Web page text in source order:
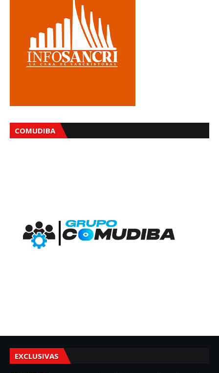
COMUDIBA
EXCLUSIVAS